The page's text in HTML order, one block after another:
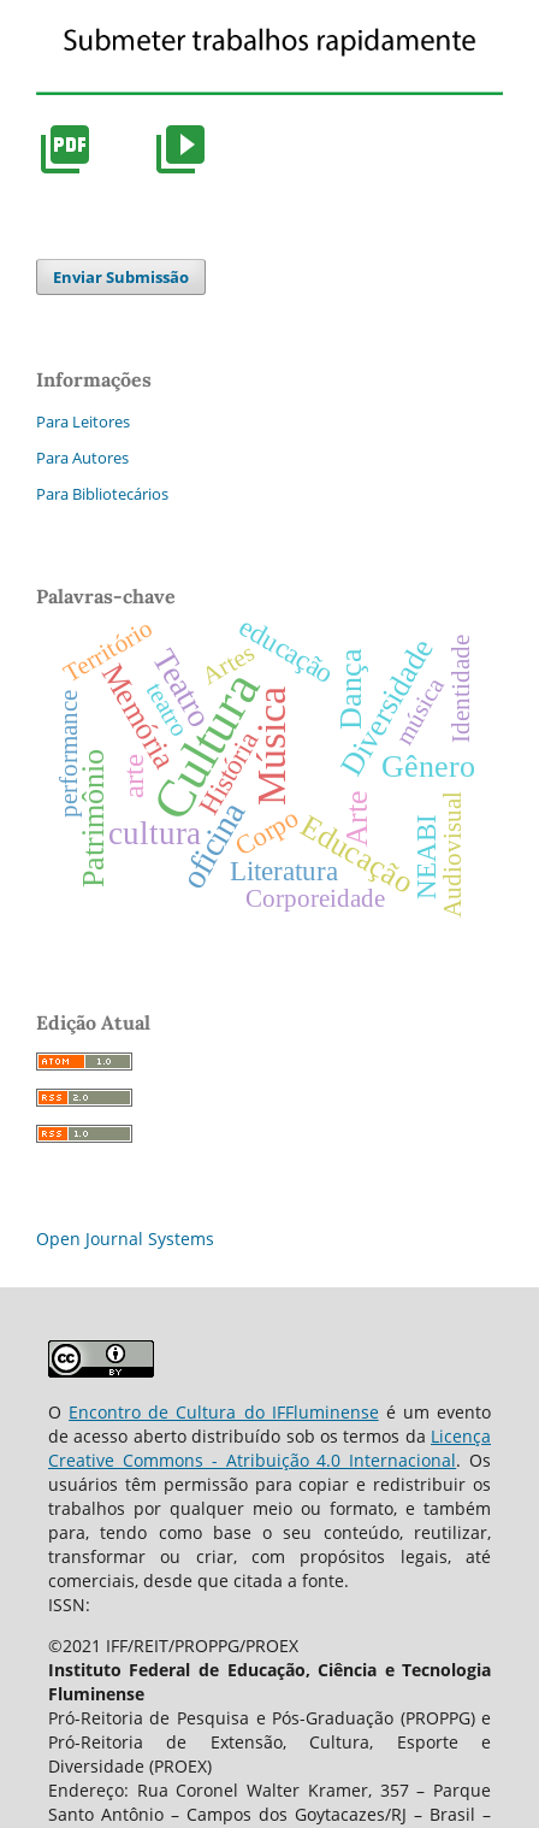
Enviar Submissão
Informações
Para Leitores
Para Autores
Para Bibliotecários
Palavras-chave
Cultura
Música
oficina
Teatro
cultura Arte
Memória Diversidade
Educação
Gênero
Patrimônio
Dança
arte
Literatura
História
educação
NEABI
Corpo
Território
performance músicaIdentidade
teatro
Audiovisual
Artes
Corporeidade
Edição Atual
Open Journal Systems
O Encontro de Cultura do IFFluminenseé um evento
de acesso aberto distribuído sob os termos da Licença
Creative Commons - Atribuição 4.0 Internacional. Os
usuários têm permissão para copiar e redistribuir os
trabalhos por qualquer meio ou formato, e também
para, tendo como base o seu conteúdo, reutilizar,
transformar ou criar, com propósitos legais, até
comerciais, desde que citada a fonte.
ISSN:
©2021 IFF/REIT/PROPPG/PROEX
Instituto Federal de Educação, Ciência e Tecnologia
Fluminense
Pró-Reitoria de Pesquisa e Pós-Graduação (PROPPG) e
Pró-Reitoria de Extensão, Cultura, Esporte e
Diversidade (PROEX)
Endereço: Rua Coronel Walter Kramer, 357 – Parque
Santo Antônio – Campos dos Goytacazes/RJ – Brasil –